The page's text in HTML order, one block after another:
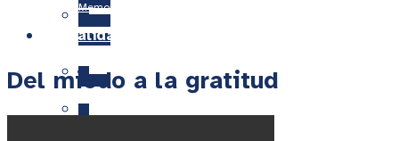
Principios éticos y Código del Buen Gobierno
Memorias anuales
Formación a pacientes
Actualidad
Del miedo a la gratitud